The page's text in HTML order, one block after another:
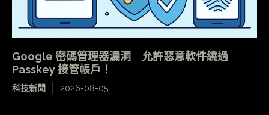
Google 密碼管理器漏洞 允許惡意軟件繞過
Passkey 接管帳戶！
科技新聞 2026-08-05